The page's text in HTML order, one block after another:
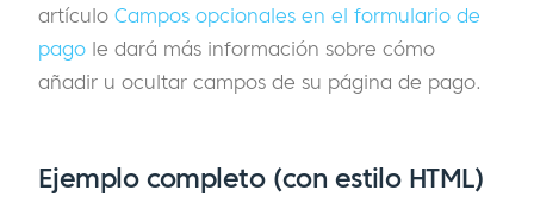
artículo Campos opcionales en el formulario de
pago le dará más información sobre cómo
añadir u ocultar campos de su página de pago.
Ejemplo completo (con estilo HTML)